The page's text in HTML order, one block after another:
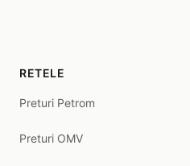
RETELE
Preturi Petrom
Preturi OMV